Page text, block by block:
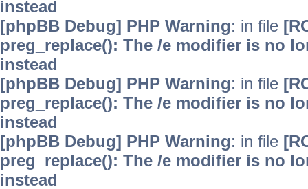
instead
[phpBB Debug] PHP Warning: in file
preg_replace(): The /e modifier is no
instead
[phpBB Debug] PHP Warning: in file
preg_replace(): The /e modifier is no
instead
[phpBB Debug] PHP Warning: in file
preg_replace(): The /e modifier is no
instead